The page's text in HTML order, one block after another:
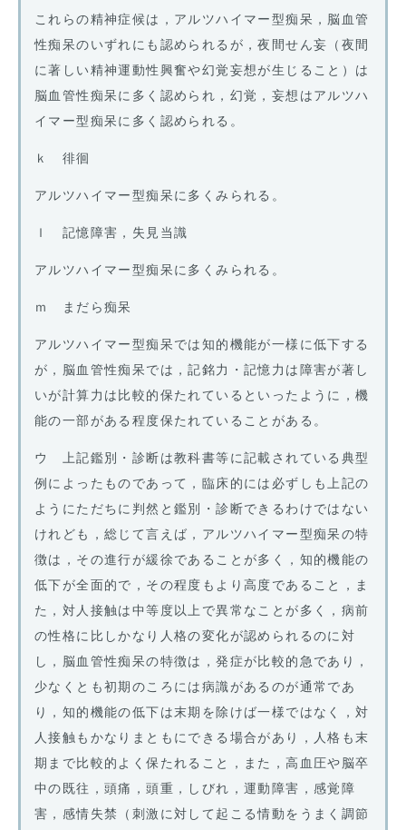
これらの精神症候は，アルツハイマー型痴呆，脳血管
性痴呆のいずれにも認められるが，夜間せん妄（夜間
に著しい精神運動性興奮や幻覚妄想が生じること）は
脳血管性痴呆に多く認められ，幻覚，妄想はアルツハ
イマー型痴呆に多く認められる。
ｋ 徘徊
アルツハイマー型痴呆に多くみられる。
ｌ 記憶障害，失見当識
アルツハイマー型痴呆に多くみられる。
ｍ まだら痴呆
アルツハイマー型痴呆では知的機能が一様に低下する
が，脳血管性痴呆では，記銘力・記憶力は障害が著し
いが計算力は比較的保たれているといったように，機
能の一部がある程度保たれていることがある。
ウ 上記鑑別・診断は教科書等に記載されている典型
例によったものであって，臨床的には必ずしも上記の
ようにただちに判然と鑑別・診断できるわけではない
けれども，総じて言えば，アルツハイマー型痴呆の特
徴は，その進行が緩徐であることが多く，知的機能の
低下が全面的で，その程度もより高度であること，ま
た，対人接触は中等度以上で異常なことが多く，病前
の性格に比しかなり人格の変化が認められるのに対
し，脳血管性痴呆の特徴は，発症が比較的急であり，
少なくとも初期のころには病識があるのが通常であ
り，知的機能の低下は末期を除けば一様ではなく，対
人接触もかなりまともにできる場合があり，人格も末
期まで比較的よく保たれること，また，高血圧や脳卒
中の既往，頭痛，頭重，しびれ，運動障害，感覚障
害，感情失禁（刺激に対して起こる情動をうまく調節